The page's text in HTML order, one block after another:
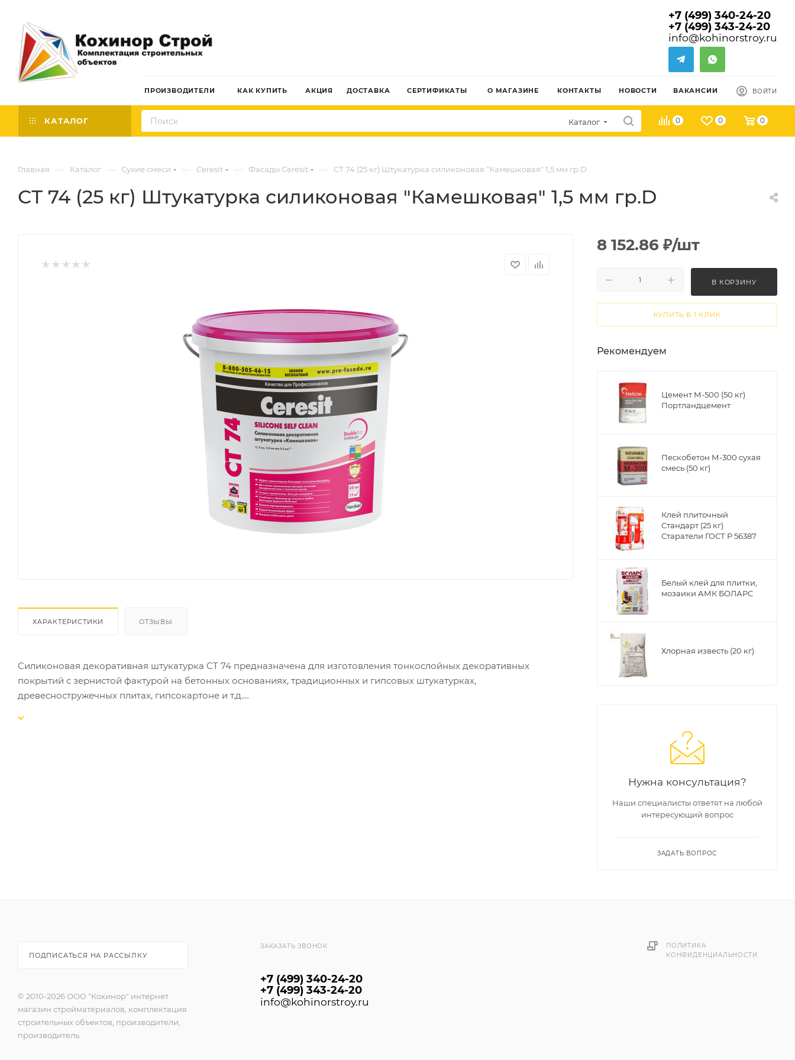
+7 (499) 340-24-20
+7 (499) 343-24-20
info@kohinorstroy.ru
ПРОИЗВОДИТЕЛИ КАК КУПИТЬ АКЦИЯ ДОСТАВКА СЕРТИФИКАТЫ О МАГАЗИНЕ КОНТАКТЫ НОВОСТИ ВАКАНСИИ ВОЙТИ
КАТАЛОГ Каталог 0 0 0
Главная — Каталог — Сухие смеси — Ceresit — Фасады Ceresit — СТ 74 (25 кг) Штукатурка силиконовая "Камешковая" 1,5 мм гр.D
СТ 74 (25 кг) Штукатурка силиконовая "Камешковая" 1,5 мм гр.D
ХАРАКТЕРИСТИКИ ОТЗЫВЫ
Силиконовая декоративная штукатурка CT 74 предназначена для изготовления тонкослойных декоративных
покрытий с зернистой фактурой на бетонных основаниях, традиционных и гипсовых штукатурках,
древесностружечных плитах, гипсокартоне и т.д.
8 152.86 ₽/шт
В КОРЗИНУ
КУПИТЬ В 1 КЛИК
Рекомендуем
Цемент М-500 (50 кг)
Портландцемент
Пескобетон М-300 сухая
смесь (50 кг)
Клей плиточный
Стандарт (25 кг)
Старатели ГОСТ Р 56387
Белый клей для плитки,
мозаики АМК БОЛАРС
Хлорная известь (20 кг)
Нужна консультация?
Наши специалисты ответят на любой
интересующий вопрос
ЗАДАТЬ ВОПРОС
ПОДПИСАТЬСЯ НА РАССЫЛКУ
© 2010-2026 ООО "Кохинор" интернет
магазин стройматериалов, комплектация
строительных объектов, производители,
производитель.
ЗАКАЗАТЬ ЗВОНОК
+7 (499) 340-24-20
+7 (499) 343-24-20
info@kohinorstroy.ru
ПОЛИТИКА
КОНФИДЕНЦИАЛЬНОСТИ